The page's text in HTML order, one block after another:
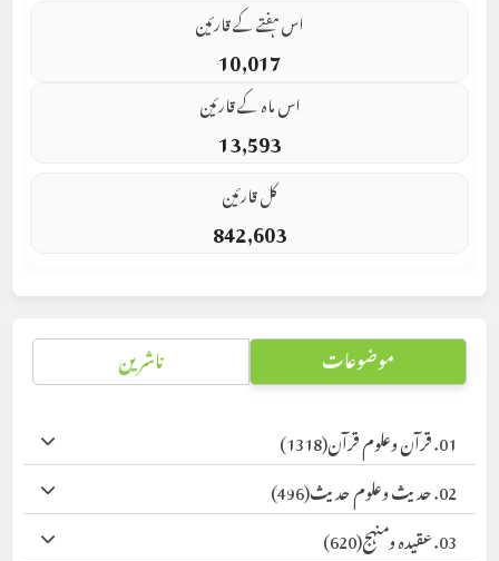
اس ہفتے کے قارئین
10,017
اس ماہ کے قارئین
13,593
کل قارئین
842,603
موضوعات ناشرین
01. قرآن وعلوم قرآن
(1318)
02. حدیث وعلوم حدیث
(496)
03. عقیدہ ومنہج
(620)